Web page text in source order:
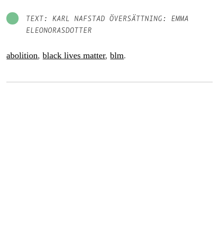
TEXT: KARL NAFSTAD ÖVERSÄTTNING: EMMA
ELEONORASDOTTER
abolition,black lives matter,blm.